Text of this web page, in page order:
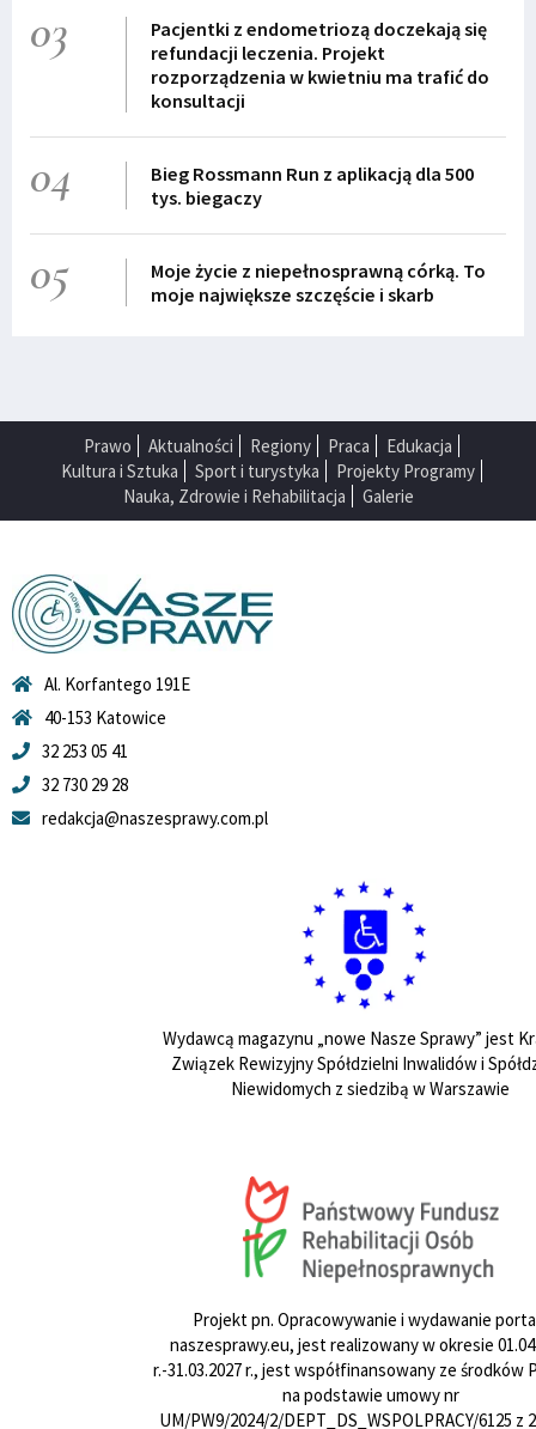
03
Pacjentki z endometriozą doczekają się
refundacji leczenia. Projekt
rozporządzenia w kwietniu ma trafić do
konsultacji
04
Bieg Rossmann Run z aplikacją dla 500
tys. biegaczy
05
Moje życie z niepełnosprawną córką. To
moje największe szczęście i skarb
Prawo Aktualności Regiony Praca
Edukacja
Kultura i Sztuka
Sport i turystyka
Projekty Programy
Nauka, Zdrowie i Rehabilitacja
Galerie
Al. Korfantego 191E
40-153 Katowice
32 253 05 41
32 730 29 28
redakcja@naszesprawy.com.pl
Wydawcą magazynu „nowe Nasze Sprawy” jest
Związek Rewizyjny Spółdzielni Inwalidów i
Niewidomych z siedzibą w Warszawie
Projekt pn. Opracowywanie i wydawanie
naszesprawy.eu, jest realizowany w okresie
r.-31.03.2027 r., jest współfinansowany ze środków
na podstawie umowy nr
UM/PW9/2024/2/DEPT_DS_WSPOLPRACY/6125 z